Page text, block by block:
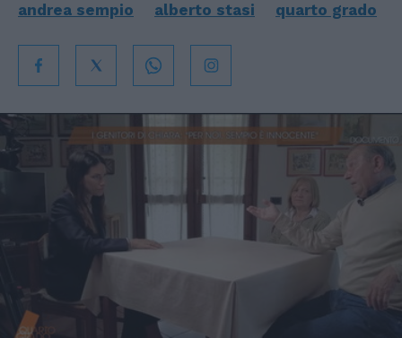
andrea sempio alberto stasi quarto grado